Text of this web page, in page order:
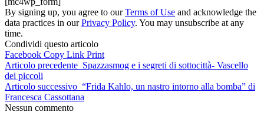
By signing up, you agree to ourTerms of Use and acknowledge the
data practices in ourPrivacy Policy. You may unsubscribe at any
time.
Condividi questo articolo
Facebook Copy Link Print
Articolo precedente Spazzasmog e i segreti di sottocittà- Vascello
dei piccoli
Articolo successivo “Frida Kahlo, un nastro intorno alla bomba” di
Francesca Cassottana
Nessun commento